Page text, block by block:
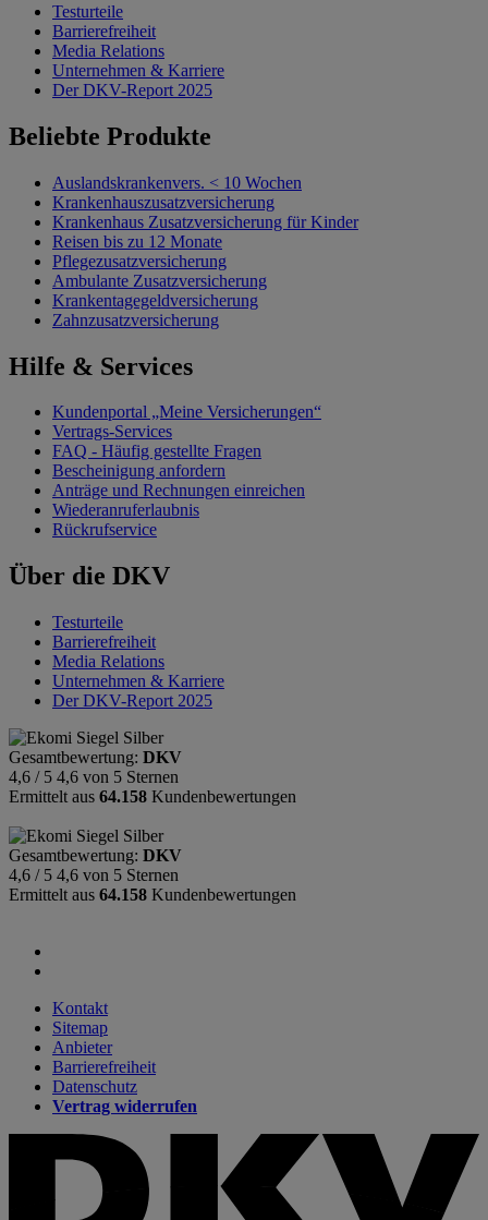
Testurteile
Barrierefreiheit
Media Relations
Unternehmen & Karriere
Der DKV-Report 2025
Beliebte Produkte
Auslandskrankenvers. < 10 Wochen
Krankenhauszusatzversicherung
Krankenhaus Zusatzversicherung für Kinder
Reisen bis zu 12 Monate
Pflegezusatzversicherung
Ambulante Zusatzversicherung
Krankentagegeldversicherung
Zahnzusatzversicherung
Hilfe & Services
Kundenportal „Meine Versicherungen“
Vertrags-Services
FAQ - Häufig gestellte Fragen
Bescheinigung anfordern
Anträge und Rechnungen einreichen
Wiederanruferlaubnis
Rückrufservice
Über die DKV
Testurteile
Barrierefreiheit
Media Relations
Unternehmen & Karriere
Der DKV-Report 2025
Gesamtbewertung: DKV
4,6 / 5 4,6 von 5 Sternen
Ermittelt aus 64.158 Kundenbewertungen
Gesamtbewertung: DKV
4,6 / 5 4,6 von 5 Sternen
Ermittelt aus 64.158 Kundenbewertungen
Kontakt
Sitemap
Anbieter
Barrierefreiheit
Datenschutz
Vertrag widerrufen